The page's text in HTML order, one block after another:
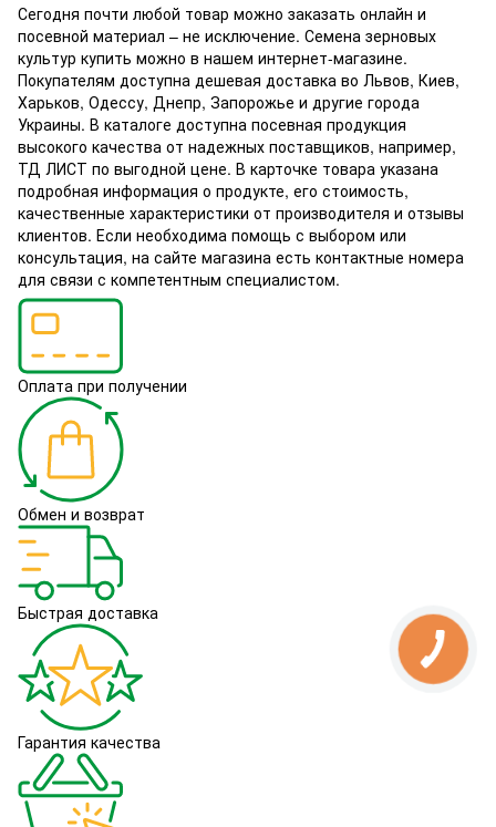
Сегодня почти любой товар можно заказать онлайн и
посевной материал – не исключение. Семена зерновых
культур купить можно в нашем интернет-магазине.
Покупателям доступна дешевая доставка во Львов, Киев,
Харьков, Одессу, Днепр, Запорожье и другие города
Украины. В каталоге доступна посевная продукция
высокого качества от надежных поставщиков, например,
ТД ЛИСТ по выгодной цене. В карточке товара указана
подробная информация о продукте, его стоимость,
качественные характеристики от производителя и отзывы
клиентов. Если необходима помощь с выбором или
консультация, на сайте магазина есть контактные номера
для связи с компетентным специалистом.
Оплата при получении
Обмен и возврат
Быстрая доставка
Гарантия качества